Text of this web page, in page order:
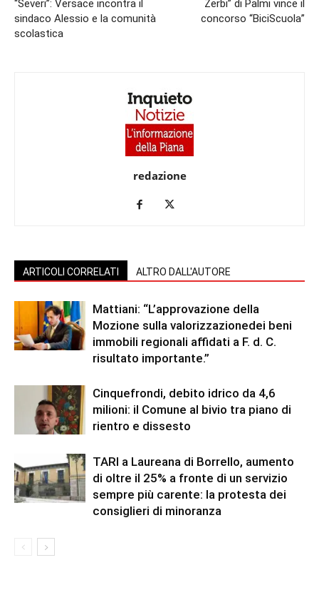
“Severi”: Versace incontra il
sindaco Alessio e la comunità
scolastica
Zerbi” di Palmi vince il
concorso “BiciScuola”
redazione
ARTICOLI CORRELATI ALTRO DALL'AUTORE
Mattiani: “L’approvazione della
Mozione sulla valorizzazionedei beni
immobili regionali affidati a F. d. C.
risultato importante.”
Cinquefrondi, debito idrico da 4,6
milioni: il Comune al bivio tra piano di
rientro e dissesto
TARI a Laureana di Borrello, aumento
di oltre il 25% a fronte di un servizio
sempre più carente: la protesta dei
consiglieri di minoranza